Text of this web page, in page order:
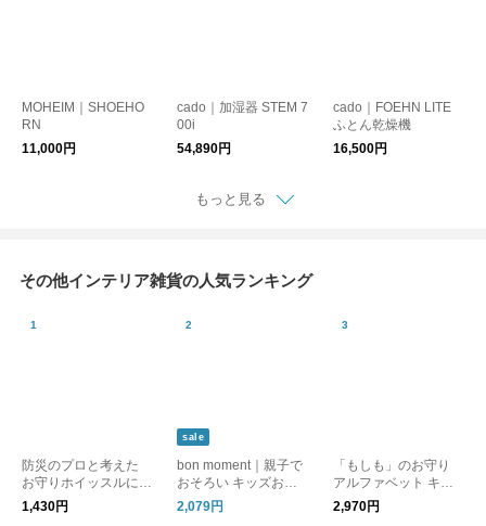
MOHEIM｜SHOEHO
RN
11,000円
cado｜加湿器 STEM 7
00i
54,890円
cado｜FOEHN LITE
ふとん乾燥機
16,500円
もっと見る
その他インテリア雑貨の人気ランキング
防災のプロと考えた
お守りホイッスルにな
るキーホルダー 防災
士監修／pom
1,430円
sale
bon moment｜親子で
おそろい キッズお食
事クッション 高さ調
節 キッズクッション
2,079円
「もしも」のお守り
アルファベット キー
リング ／ effe
2,970円